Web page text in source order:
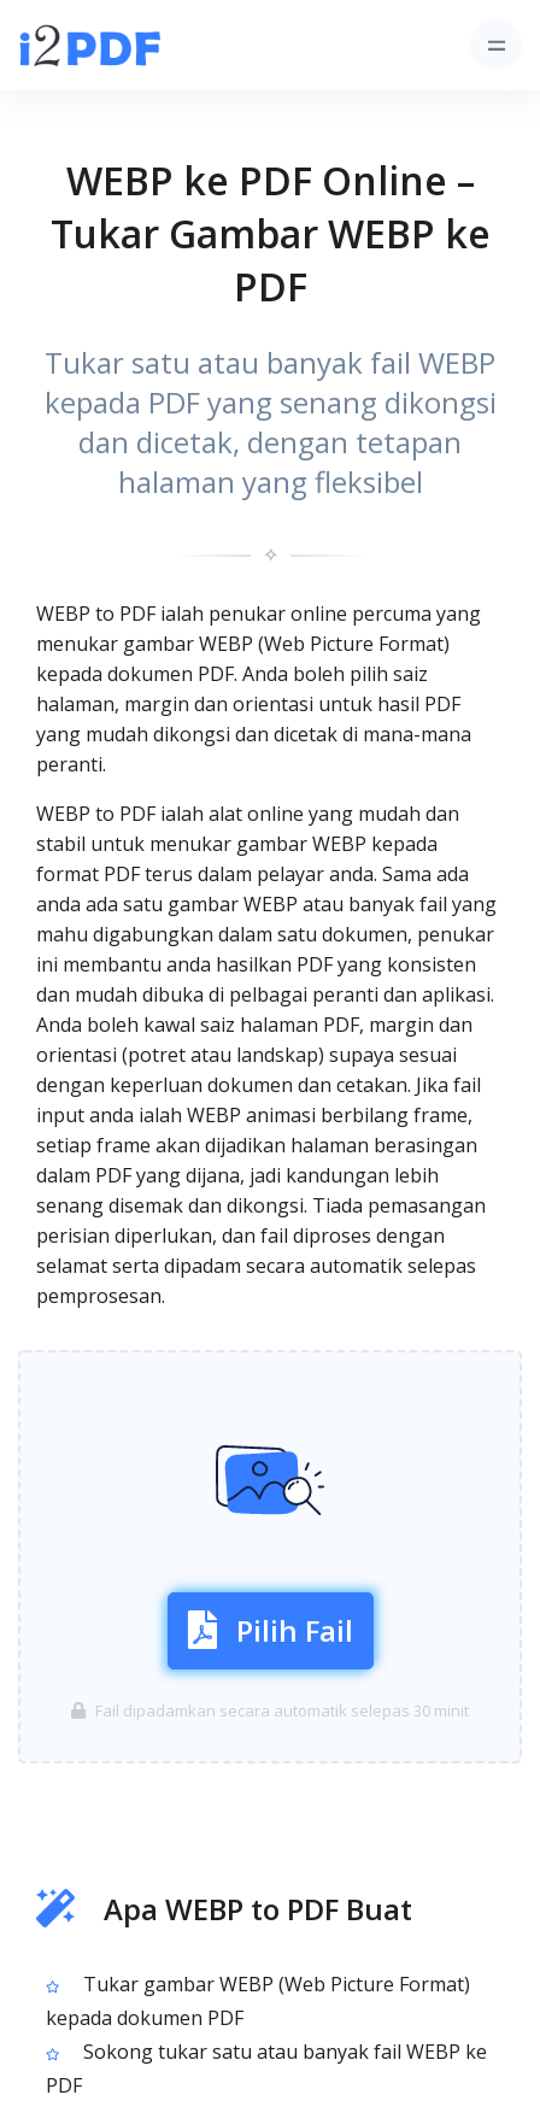
WEBP ke PDF Online –
Tukar Gambar WEBP ke
PDF
Tukar satu atau banyak fail WEBP
kepada PDF yang senang dikongsi
dan dicetak, dengan tetapan
halaman yang fleksibel
✧
WEBP to PDF ialah penukar online percuma yang
menukar gambar WEBP (Web Picture Format)
kepada dokumen PDF. Anda boleh pilih saiz
halaman, margin dan orientasi untuk hasil PDF
yang mudah dikongsi dan dicetak di mana-mana
peranti.
WEBP to PDF ialah alat online yang mudah dan
stabil untuk menukar gambar WEBP kepada
format PDF terus dalam pelayar anda. Sama ada
anda ada satu gambar WEBP atau banyak fail yang
mahu digabungkan dalam satu dokumen, penukar
ini membantu anda hasilkan PDF yang konsisten
dan mudah dibuka di pelbagai peranti dan aplikasi.
Anda boleh kawal saiz halaman PDF, margin dan
orientasi (potret atau landskap) supaya sesuai
dengan keperluan dokumen dan cetakan. Jika fail
input anda ialah WEBP animasi berbilang frame,
setiap frame akan dijadikan halaman berasingan
dalam PDF yang dijana, jadi kandungan lebih
senang disemak dan dikongsi. Tiada pemasangan
perisian diperlukan, dan fail diproses dengan
selamat serta dipadam secara automatik selepas
pemprosesan.
Pilih Fail
Fail dipadamkan secara automatik selepas 30 minit
Apa WEBP to PDF Buat
Tukar gambar WEBP (Web Picture Format)
kepada dokumen PDF
Sokong tukar satu atau banyak fail WEBP ke
PDF